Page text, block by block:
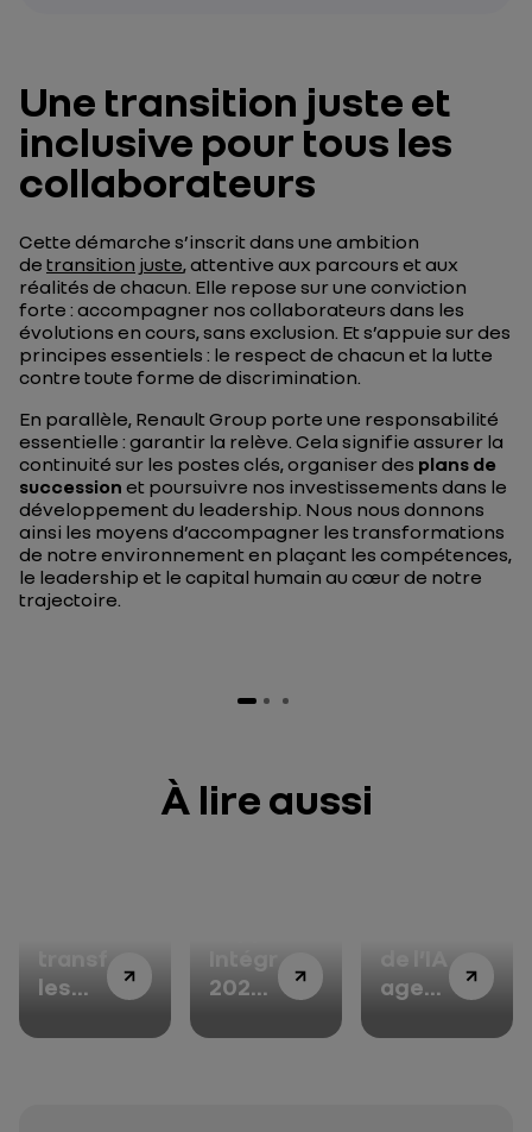
Une transition juste et
inclusive pour tous les
collaborateurs
Cette démarche s’inscrit dans une ambition
de transition juste, attentive aux parcours et aux
réalités de chacun. Elle repose sur une conviction
forte : accompagner nos collaborateurs dans les
évolutions en cours, sans exclusion. Et s’appuie sur des
principes essentiels : le respect de chacun et la lutte
contre toute forme de discrimination.
En parallèle, Renault Group porte une responsabilité
essentielle : garantir la relève. Cela signifie assurer la
continuité sur les postes clés, organiser des plans de
succession et poursuivre nos investissements dans le
développement du leadership. Nous nous donnons
ainsi les moyens d’accompagner les transformations
de notre environnement en plaçant les compétences,
le leadership et le capital humain au cœur de notre
trajectoire.
À lire aussi
les
environnementaux
2025-
concilier
agentique
avec